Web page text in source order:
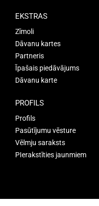
EKSTRAS
Zīmoli
Dāvanu kartes
Partneris
Īpašais piedāvājums
Dāvanu karte
PROFILS
Profils
Pasūtījumu vēsture
Vēlmju saraksts
PIerakstīties jaunmiem